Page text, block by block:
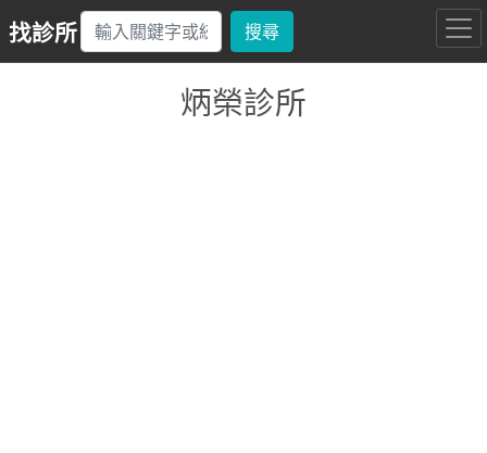
找診所 搜尋
炳榮診所